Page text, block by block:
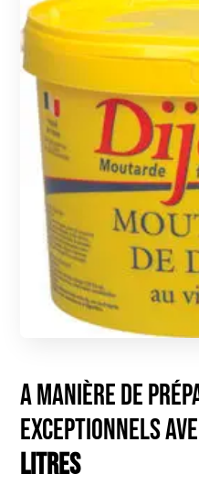
A manière de
exceptionnels
litres